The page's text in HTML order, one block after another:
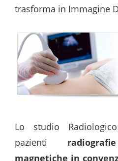
trasforma in Immagine
Lo studio
pazienti
magnetiche in